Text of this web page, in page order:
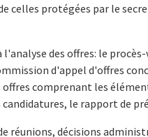
celles protégées par le
l'analyse des offres: le
d'appel d'offres
offres comprenant les
le rapport de
réunions, décisions